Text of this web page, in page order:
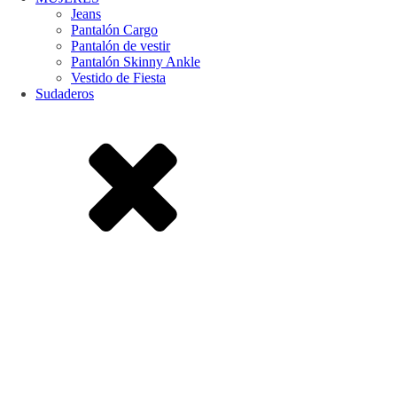
Jeans
Pantalón Cargo
Pantalón de vestir
Pantalón Skinny Ankle
Vestido de Fiesta
Sudaderos